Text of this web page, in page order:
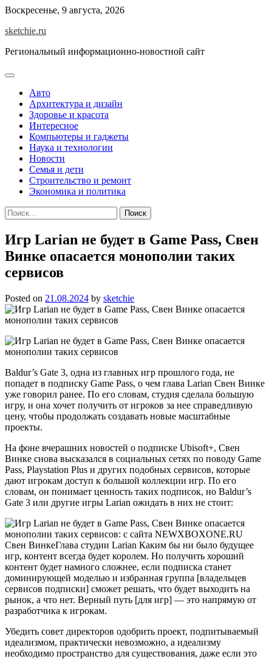
Skip
content
Воскресенье, 9 августа, 2026
sketchie.ru
Региональный информационно-новостной сайт
Авто
Архитектура и дизайн
Здоровье и красота
Интересное
Компьютеры и гаджеты
Наука и технологии
Новости
Семья и дети
Строительство и ремонт
Экономика и политика
Найти:
Игр Larian не будет в Game Pass, Свен
Винке опасается монополии таких
сервисов
Posted on 21.08.2024 by sketchie
Baldur’s Gate 3, одна из главных игр прошлого года, не
попадет в подписку Game Pass, о чем глава Larian Свен Винке
уже говорил ранее. По его словам, студия сделала большую
игру, и она хочет получить от игроков за нее справедливую
цену, чтобы продолжать создавать новые масштабные
проекты.
На фоне вчерашних новостей о подписке Ubisoft+, Свен
Винке снова высказался в социальных сетях по поводу Game
Pass, Playstation Plus и других подобных сервисов, которые
дают игрокам доступ к большой коллекции игр. По его
словам, он понимает ценность таких подписок, но Baldur’s
Gate 3 или другие игры Larian ожидать в них не стоит:
Свен ВинкеГлава студии Larian Каким бы ни было будущее
игр, контент всегда будет королем. Но получить хороший
контент будет намного сложнее, если подписка станет
доминирующей моделью и избранная группа [владельцев
сервисов подписки] сможет решать, что будет выходить на
рынок, а что нет. Верный путь [для игр] — это напрямую от
разработчика к игрокам.
Убедить совет директоров одобрить проект, подпитываемый
идеализмом, практически невозможно, а идеализму
необходимо пространство для существования, даже если это